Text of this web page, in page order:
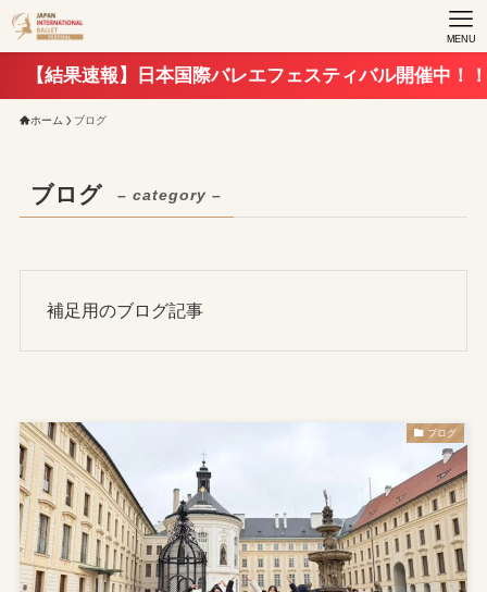
MENU
速報】日本国際バレエフェスティバル開催中！！
ホーム ブログ
ブログ – category –
補足用のブログ記事
ブログ